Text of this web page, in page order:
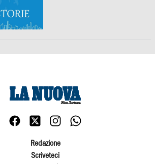
Redazione
Scriveteci